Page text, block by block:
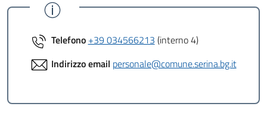
Telefono +39 034566213 (interno 4)
Indirizzo email personale@comune.serina.bg.it